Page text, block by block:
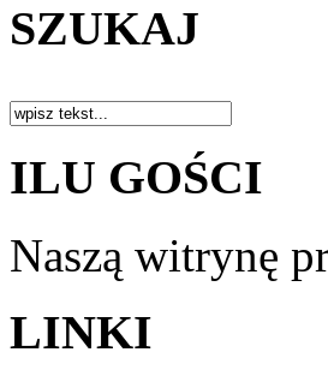
SZUKAJ
ILU GOŚCI
Naszą witrynę
LINKI